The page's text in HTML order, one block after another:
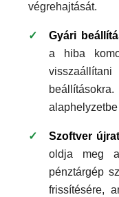
végrehajtását.
Gyári
a hiba
Szoftver
oldja meg
pénztárgép
frissítésére,